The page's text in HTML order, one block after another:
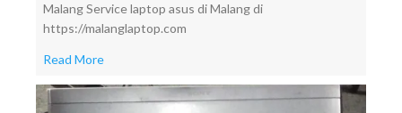
Malang Service laptop asus di Malang di
https://malanglaptop.com
Read More